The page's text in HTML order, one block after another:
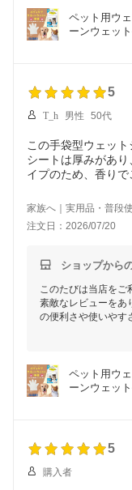
りがとうございます
いただいたご意見は
ペット用ウ
ーンウェッ
ッズ
5
T_h 男性 50代
この手袋型ウェット
シートは厚みがあ
イプのため、香りで
プーの合間のお手
です。
家族へ｜実用品・普段
注文日：2026/07/20
ショップから
このたびは当店をご
素敵なレビューをあ
の便利さや使いやす
だき、大変嬉しく
してお使いいただけ
またのご利用を心よ
ペット用ウ
ーンウェッ
ッズ
5
購入者